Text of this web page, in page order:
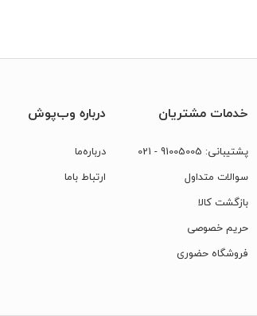
خدمات مشتریان
پشتیبانی: 91005005
- 021
سوالات متداول
بازگشت کالا
حریم خصوصی
فروشگاه حضوری
درباره وب‌پوش
درباره‌ما
ارتباط‌ با‌ما